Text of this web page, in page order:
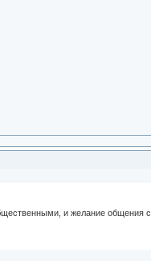
и желание